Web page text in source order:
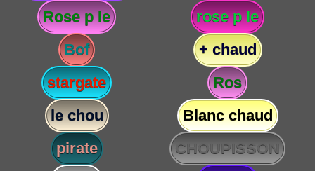
Rose p le
rose p le
Bof
+ chaud
stargate
Ros
le chou
Blanc chaud
pirate
CHOUPISSON